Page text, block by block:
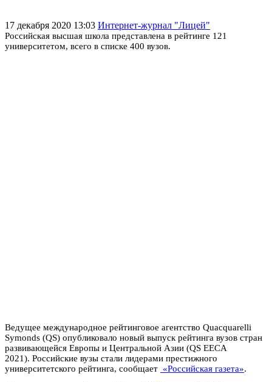
17 декабря 2020 13:03 Интернет-журнал "Лицей"
Российская высшая школа представлена в рейтинге 121
университетом, всего в списке 400 вузов.
Ведущее международное рейтинговое агентство Quacquarelli
Symonds (QS) опубликовало новый выпуск рейтинга вузов стран
развивающейся Европы и Центральной Азии (QS EECA
2021). Российские вузы стали лидерами престижного
университетского рейтинга, сообщает «Российская газета».